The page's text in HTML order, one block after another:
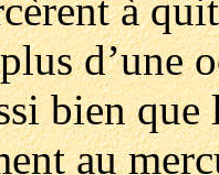
à
d’une
bien que
au